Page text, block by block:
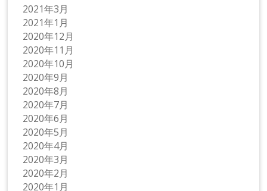
2021年3月
2021年1月
2020年12月
2020年11月
2020年10月
2020年9月
2020年8月
2020年7月
2020年6月
2020年5月
2020年4月
2020年3月
2020年2月
2020年1月